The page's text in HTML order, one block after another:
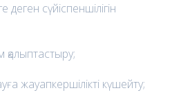
сүйіспеншілігін
қалыптастыру;
жауапкершілікті күшейту;